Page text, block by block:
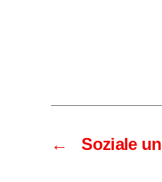
← Soziale